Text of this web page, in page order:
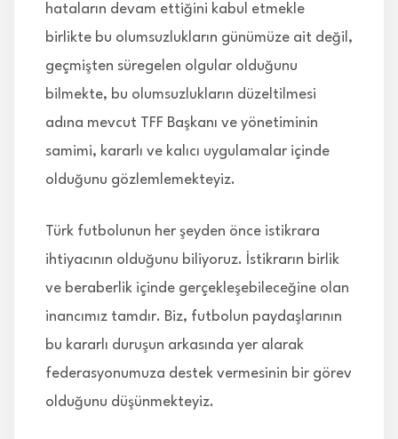
hataların devam ettiğini kabul etmekle
birlikte bu olumsuzlukların günümüze ait değil,
geçmişten süregelen olgular olduğunu
bilmekte, bu olumsuzlukların düzeltilmesi
adına mevcut TFF Başkanı ve yönetiminin
samimi, kararlı ve kalıcı uygulamalar içinde
olduğunu gözlemlemekteyiz.
Türk futbolunun her şeyden önce istikrara
ihtiyacının olduğunu biliyoruz. İstikrarın birlik
ve beraberlik içinde gerçekleşebileceğine olan
inancımız tamdır. Biz, futbolun paydaşlarının
bu kararlı duruşun arkasında yer alarak
federasyonumuza destek vermesinin bir görev
olduğunu düşünmekteyiz.